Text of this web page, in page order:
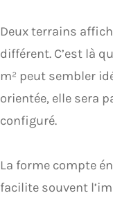
Deux terrains
différent. C’est là
m² peut sembler
orientée, elle sera
configuré.
La forme compte
facilite souvent